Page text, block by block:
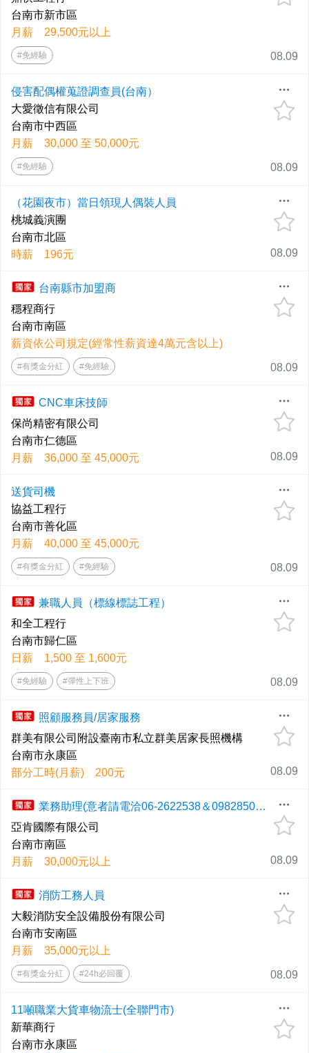
台南市新市區
月薪 29,500元以上
#免經驗 08.09
侵害配偶權蒐證調查員(台南）
大愛徵信有限公司
台南市中西區
月薪 30,000 至 50,000元
#免經驗 08.09
（花園夜市）當日領現人偶裝人員
桃城義演團
台南市北區
時薪 196元
08.09
台南縣市加盟商
穩程商行
台南市南區
薪資依公司規定(經常性薪資達4萬元含以上)
#有獎金分紅 #免經驗 08.09
CNC車床技師
保尚精密有限公司
台南市仁德區
月薪 36,000 至 45,000元
08.09
送貨司機
協益工程行
台南市善化區
月薪 40,000 至 45,000元
#有獎金分紅 #免經驗 08.09
兼職人員（標線標誌工程）
和全工程行
台南市歸仁區
日薪 1,500 至 1,600元
#免經驗 #彈性上下班 08.09
照顧服務員/居家服務
群美有限公司附設臺南市私立群美居家長照機構
台南市永康區
部分工時(月薪) 200元
08.09
業務助理(意者請電洽06-2622538＆0982850678儲經理)
亞肯國際有限公司
台南市南區
月薪 30,000元以上
08.09
消防工務人員
大毅消防安全設備股份有限公司
台南市安南區
月薪 35,000元以上
#有獎金分紅 #24h必回覆 08.09
11噸職業大貨車物流士(全聯門市)
新華商行
台南市永康區